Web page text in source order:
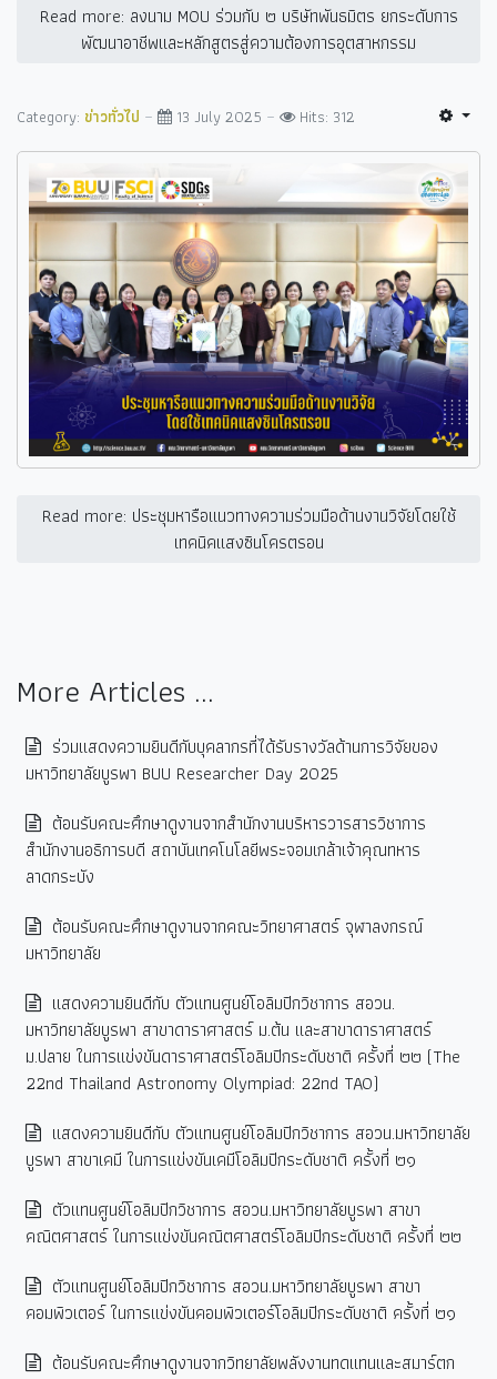
Read more: ลงนาม MOU ร่วมกับ ๒ บริษัทพันธมิตร ยกระดับการ
พัฒนาอาชีพและหลักสูตรสู่ความต้องการอุตสาหกรรม
Category: ข่าวทั่วไป 13 July 2025 Hits: 312
Read more: ประชุมหารือแนวทางความร่วมมือด้านงานวิจัยโดยใช้
เทคนิคแสงซินโครตรอน
More Articles ...
ร่วมแสดงความยินดีกับบุคลากรที่ได้รับรางวัลด้านการวิจัยของ
มหาวิทยาลัยบูรพา BUU Researcher Day 2025
ต้อนรับคณะศึกษาดูงานจากสำนักงานบริหารวารสารวิชาการ
สำนักงานอธิการบดี สถาบันเทคโนโลยีพระจอมเกล้าเจ้าคุณทหาร
ลาดกระบัง
ต้อนรับคณะศึกษาดูงานจากคณะวิทยาศาสตร์ จุฬาลงกรณ์
มหาวิทยาลัย
แสดงความยินดีกับ ตัวแทนศูนย์โอลิมปิกวิชาการ สอวน.
มหาวิทยาลัยบูรพา สาขาดาราศาสตร์ ม.ต้น และสาขาดาราศาสตร์
ม.ปลาย ในการแข่งขันดาราศาสตร์โอลิมปิกระดับชาติ ครั้งที่ ๒๒ (The
22nd Thailand Astronomy Olympiad: 22nd TAO)
แสดงความยินดีกับ ตัวแทนศูนย์โอลิมปิกวิชาการ สอวน.มหาวิทยาลัย
บูรพา สาขาเคมี ในการแข่งขันเคมีโอลิมปิกระดับชาติ ครั้งที่ ๒๑
ตัวแทนศูนย์โอลิมปิกวิชาการ สอวน.มหาวิทยาลัยบูรพา สาขา
คณิตศาสตร์ ในการแข่งขันคณิตศาสตร์โอลิมปิกระดับชาติ ครั้งที่ ๒๒
ตัวแทนศูนย์โอลิมปิกวิชาการ สอวน.มหาวิทยาลัยบูรพา สาขา
คอมพิวเตอร์ ในการแข่งขันคอมพิวเตอร์โอลิมปิกระดับชาติ ครั้งที่ ๒๑
ต้อนรับคณะศึกษาดูงานจากวิทยาลัยพลังงานทดแทนและสมาร์ตก